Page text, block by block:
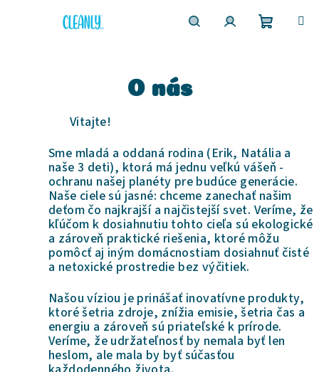
O nás
Vitajte!
Sme mladá a oddaná rodina (Erik, Natália a
naše 3 deti), ktorá má jednu veľkú vášeň -
ochranu našej planéty pre budúce generácie.
Naše ciele sú jasné: chceme zanechať našim
deťom čo najkrajší a najčistejší svet. Veríme, že
kľúčom k dosiahnutiu tohto cieľa sú ekologické
a zároveň praktické riešenia, ktoré môžu
pomôcť aj iným domácnostiam dosiahnuť čisté
a netoxické prostredie bez výčitiek.
Našou víziou je prinášať inovatívne produkty,
ktoré šetria zdroje, znížia emisie, šetria čas a
energiu a zároveň sú priateľské k prírode.
Veríme, že udržateľnosť by nemala byť len
heslom, ale mala by byť súčasťou